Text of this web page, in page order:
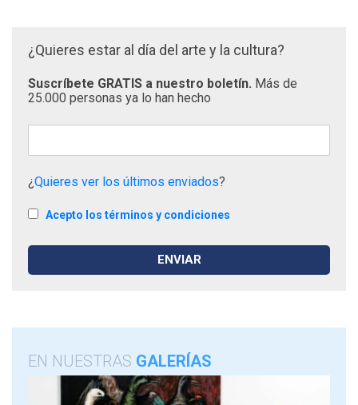
¿Quieres estar al día del arte y la cultura?
Suscríbete GRATIS a nuestro boletín. Más de
25.000 personas ya lo han hecho
¿Quieres ver los últimos enviados?
Acepto los términos y condiciones
EN NUESTRAS GALERÍAS